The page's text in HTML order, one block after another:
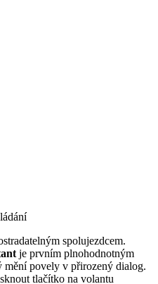
spolujezdcem.
je prvním plnohodnotným
mění povely v přirozený dialog.
tlačítko na volantu